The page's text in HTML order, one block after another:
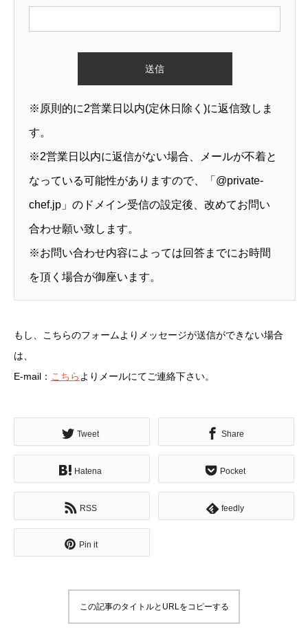
※原則的に2営業日以内(定休日除く)に返信致しま
す。
※2営業日以内に返信がない場合、メールが不着と
なっている可能性がありますので、「@private-
chef.jp」のドメイン受信の設定後、改めてお問い
合わせ願い致します。
※お問い合わせ内容によっては回答までにお時間
を頂く場合が御座います。
もし、こちらのフォームよりメッセージが送信ができない場合
は、
E-mail： こちらよりメールにてご連絡下さい。
Tweet Share
Hatena Pocket
RSS feedly
Pin it
この記事のタイトルとURLをコピーする